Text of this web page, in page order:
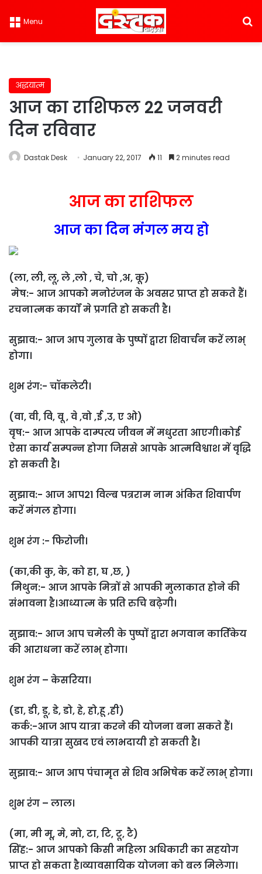
Menu
अद्धयात्म
आज का राशिफल 22 जनवरी
दिन रविवार
Dastak Desk January 22, 2017 11 2 minutes read
आज का राशिफल
आज का दिन मंगल मय हो
(ला, ली, लू, ले ,लो , चे, चो ,अ, कू)
मेष:- आज आपको मनोरंजन के अवसर प्राप्त हो सकते हैं।
रचनात्मक कार्यों मे प्रगति हो सकती है।
सुझाव:- आज आप गुलाब के पुष्पों द्वारा शिवार्चन करें लाभ्
होगा।
शुभ रंग:- चॉकलेटी।
(वा, वी, वि, वू , वे ,वो ,ई ,उ, ए ओ)
वृष:- आज आपके दाम्पत्य जीवन में मधुरता आएगी।कोई
ऐसा कार्य सम्पन्न होगा जिससे आपके आत्मविश्वाश में वृद्धि
हो सकती है।
सुझाव:- आज आप21 विल्ब पत्रराम नाम अंकित शिवार्पण
करें मंगल होगा।
शुभ रंग :- फिरोजी।
(का,की कु, के, को हा, घ ,छ, )
मिथुन:- आज आपके मित्रों से आपकी मुलाकात होने की
संभावना है।आध्यात्म के प्रति रुचि बढ़ेगी।
सुझाव:- आज आप चमेली के पुष्पों द्वारा भगवान कार्तिकेय
की आराधना करें लाभ् होगा।
शुभ रंग – केसरिया।
(डा, डी, डू, डे, डो, हे, हो,हू ,ही)
कर्क:-आज आप यात्रा करने की योजना बना सकते हैं।
आपकी यात्रा सुखद एवं लाभदायी हो सकती है।
सुझाव:- आज आप पंचामृत से शिव अभिषेक करें लाभ् होगा।
शुभ रंग – लाल।
(मा, मी मू, मे, मो, टा, टि, टू, टै)
सिंह:- आज आपको किसी महिला अधिकारी का सहयोग
प्राप्त हो सकता है।व्यावसायिक योजना को बल मिलेगा।